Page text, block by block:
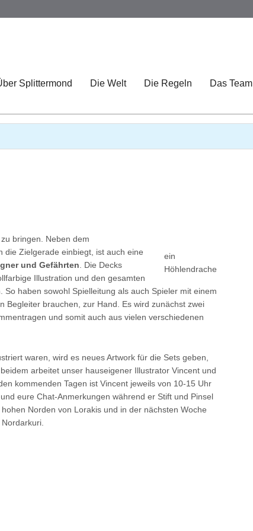
Splittermond Die Welt Die Regeln Das Team
ein
Höhlendrache
bringen. Neben dem
die Zielgerade einbiegt, ist auch eine
und Gefährten . Die Decks
Illustration und den gesamten
haben sowohl Spielleitung als auch Spieler mit einem
Begleiter brauchen, zur Hand. Es wird zunächst zwei
und somit auch aus vielen verschiedenen
waren, wird es neues Artwork für die Sets geben,
arbeitet unser hauseigener Illustrator Vincent und
kommenden Tagen ist Vincent jeweils von 10-15 Uhr
eure Chat-Anmerkungen während er Stift und Pinsel
Norden von Lorakis und in der nächsten Woche